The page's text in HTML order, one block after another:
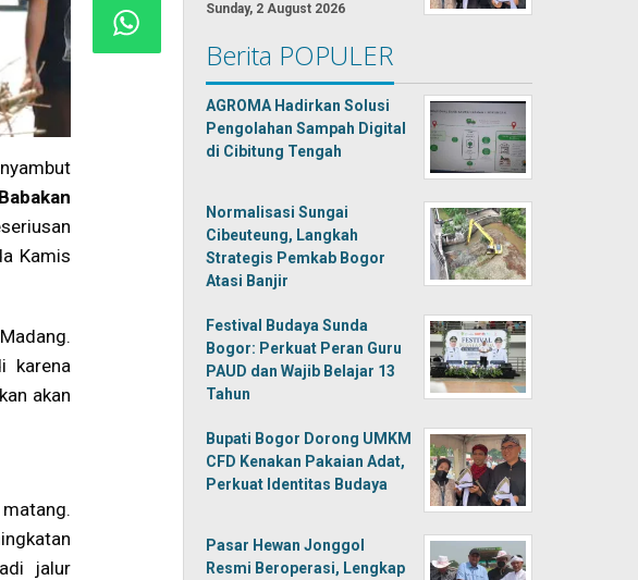
Kamis
karena
akan
jalur
Sunday, 2 August 2026
Berita POPULER
AGROMA Hadirkan Solusi
Pengolahan Sampah Digital
di Cibitung Tengah
Normalisasi Sungai
Cibeuteung, Langkah
Strategis Pemkab Bogor
Atasi Banjir
Festival Budaya Sunda
Bogor: Perkuat Peran Guru
PAUD dan Wajib Belajar 13
Tahun
Bupati Bogor Dorong UMKM
CFD Kenakan Pakaian Adat,
Perkuat Identitas Budaya
Pasar Hewan Jonggol
Resmi Beroperasi, Lengkap